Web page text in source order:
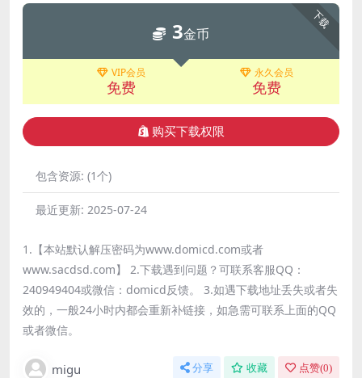
下载
3金币
VIP会员
免费
永久会员
免费
购买下载权限
包含资源: (1个)
最近更新: 2025-07-24
1.【本站默认解压密码为www.domicd.com或者
www.sacdsd.com】 2.下载遇到问题？可联系客服QQ：
240949404或微信：domicd反馈。 3.如遇下载地址丢失或者失
效的，一般24小时内都会重新补链接，如急需可联系上面的QQ
或者微信。
migu 分享 收藏 点赞(0)